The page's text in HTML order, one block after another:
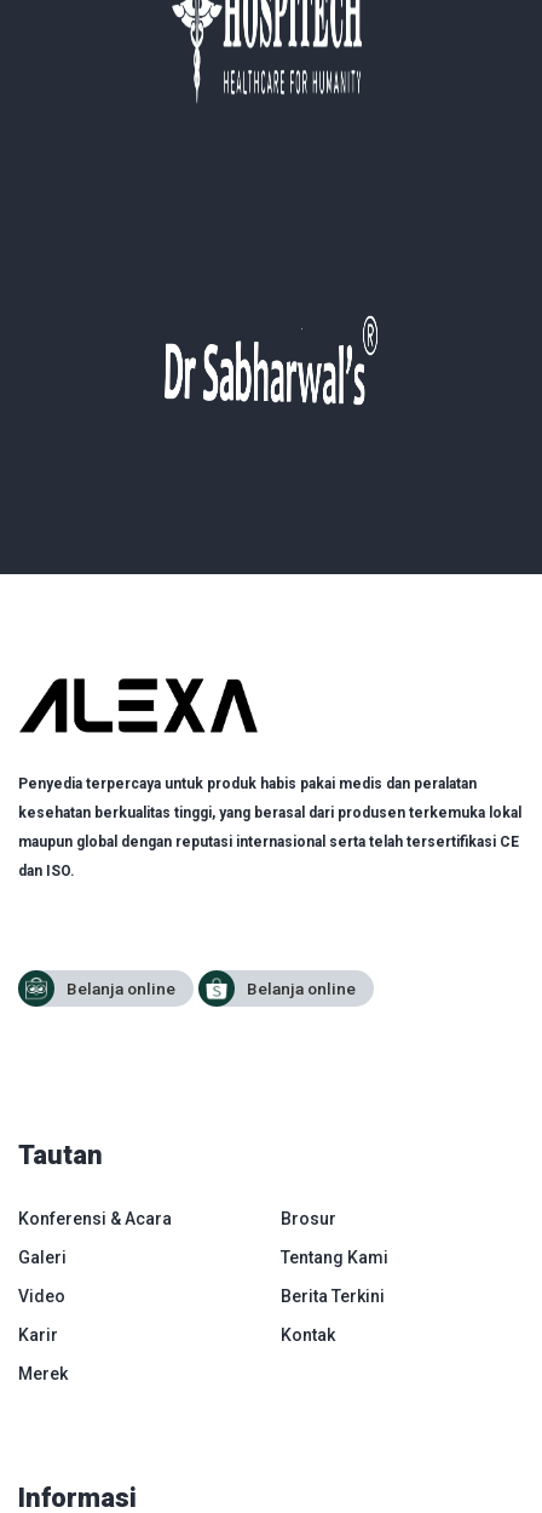
Penyedia terpercaya untuk produk habis pakai medis dan peralatan
kesehatan berkualitas tinggi, yang berasal dari produsen terkemuka lokal
maupun global dengan reputasi internasional serta telah tersertifikasi CE
dan ISO.
Belanja online Belanja online
Tautan
Konferensi & Acara
Galeri
Video
Karir
Merek
Brosur
Tentang Kami
Berita Terkini
Kontak
Informasi